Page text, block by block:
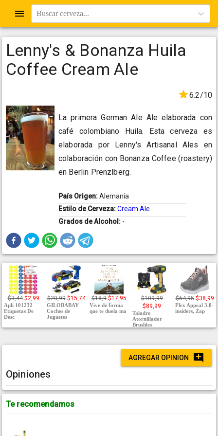
Buscar cerveza...
Lenny's & Bonanza Huila
Coffee Cream Ale
6.2/10
La primera German Ale Ale elaborada con
café colombiano Huila. Esta cerveza es
elaborada por Lenny's Artisanal Ales en
colaboración con Bonanza Coffee (roastery)
en Berlin Prenzlberg.
País Origen:Alemania
Estilo de Cerveza:Cream Ale
Grados de Alcohol: -
$3,44 $2,99
Apli 101232
Etiquetas De
Desc
$20,99 $15,74
GILOBABAY
Coches de
Juguetes
$18,9 $17,95
Vive de forma
que te duela ma
$109,99
$89,99
Taladro
Atornillador
Brushles
$64,95 $38,99
Flex Appeal 3.0-
insiders, Zap
AGREGAR OPINION
Opiniones
Te recomendamos